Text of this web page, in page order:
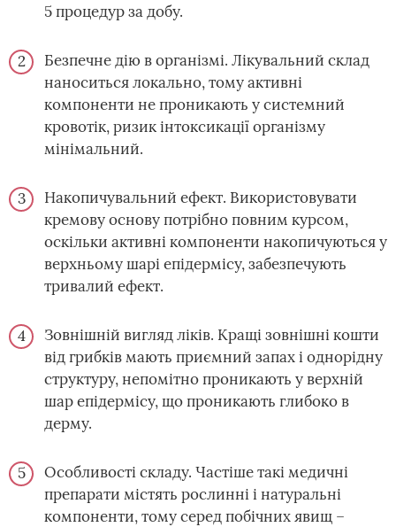
5 процедур за добу.
Безпечне дію в організмі. Лікувальний склад
наноситься локально, тому активні
компоненти не проникають у системний
кровотік, ризик інтоксикації організму
мінімальний.
Накопичувальний ефект. Використовувати
кремову основу потрібно повним курсом,
оскільки активні компоненти накопичуються у
верхньому шарі епідермісу, забезпечують
тривалий ефект.
Зовнішній вигляд ліків. Кращі зовнішні кошти
від грибків мають приємний запах і однорідну
структуру, непомітно проникають у верхній
шар епідермісу, що проникають глибоко в
дерму.
Особливості складу. Частіше такі медичні
препарати містять рослинні і натуральні
компоненти, тому серед побічних явищ –